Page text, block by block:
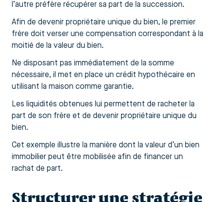
l’autre préfère récupérer sa part de la succession.
Afin de devenir propriétaire unique du bien, le premier
frère doit verser une compensation correspondant à la
moitié de la valeur du bien.
Ne disposant pas immédiatement de la somme
nécessaire, il met en place un crédit hypothécaire en
utilisant la maison comme garantie.
Les liquidités obtenues lui permettent de racheter la
part de son frère et de devenir propriétaire unique du
bien.
Cet exemple illustre la manière dont la valeur d’un bien
immobilier peut être mobilisée afin de financer un
rachat de part.
Structurer une stratégie